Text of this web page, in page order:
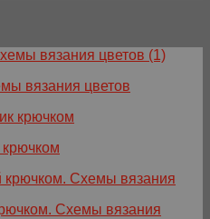
вязания цветов
крючком
Схемы вязания